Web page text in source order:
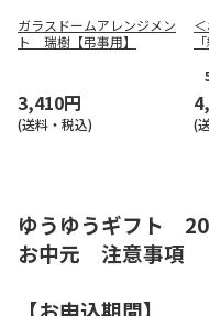
ガラスドームアレンジメン
ト 瑞樹【弔事用】
3,410円
(送料・税込) (
ゆうゆうギフト
お中元 注意事項
【お申込期間】